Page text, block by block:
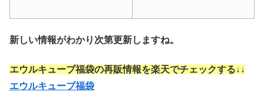
新しい情報がわかり次第更新しますね。
エウルキューブ福袋の再販情報を楽天でチェックする↓↓
エウルキューブ福袋